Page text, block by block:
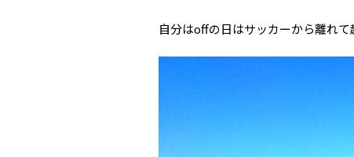
自分はoffの日はサッカーから離れ